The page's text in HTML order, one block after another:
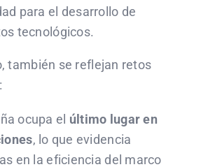
para el desarrollo de
tecnológicos.
también se reflejan retos
ocupa el último lugar en
, lo que evidencia
en la eficiencia del marco